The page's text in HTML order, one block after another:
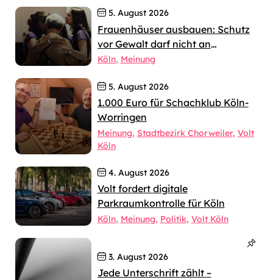
5. August 2026
Frauenhäuser ausbauen: Schutz
vor Gewalt darf nicht an
jahrelangen Verfahren scheitern
Köln Meinung
5. August 2026
1.000 Euro für Schachklub Köln-
Worringen
Meinung Stadtbezirk Chorweiler Volt
Köln
4. August 2026
Volt fordert digitale
Parkraumkontrolle für Köln
Köln Meinung Politik Volt Köln
3. August 2026
Jede Unterschrift zählt –